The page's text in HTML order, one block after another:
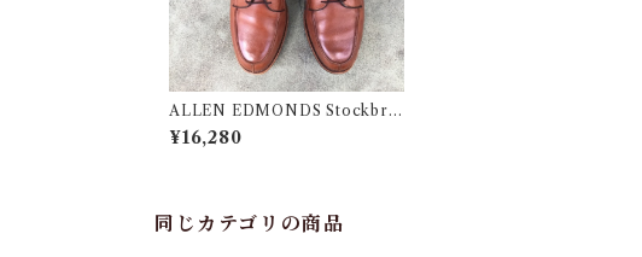
ALLEN EDMONDS Stockbrid
ge 7 D / アレン エドモンズ スト
ックブリッジ / 貴重な小さめサイ
¥16,280
同じカテゴリの商品